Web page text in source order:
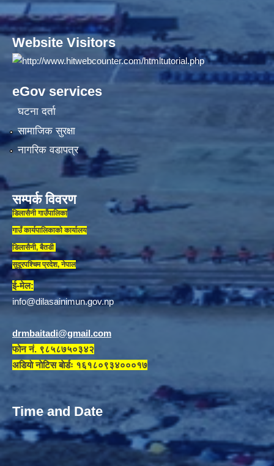
Website Visitors
eGov services
घटना दर्ता
सामाजिक सुरक्षा
नागरिक वडापत्र
सम्पर्क विवरण
डिलासैनी गाउँपालिका
गाउँ कार्यपालिकाकाे कार्यालय
डिलासैनी, बैतडी
सुदूरपश्चिम प्रदेश, नेपाल
ई-मेल:
info@dilasainimun.gov.np
drmbaitadi@gmail.com
फोन नं. ९८५८७५०३४२
अडियाे नाेटिस बाेर्डः १६१८०९३४०००१७
Time and Date